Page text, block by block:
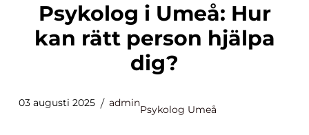
Psykolog i Umeå: Hur
kan rätt person hjälpa
dig?
03 augusti 2025 admin
Psykolog Umeå